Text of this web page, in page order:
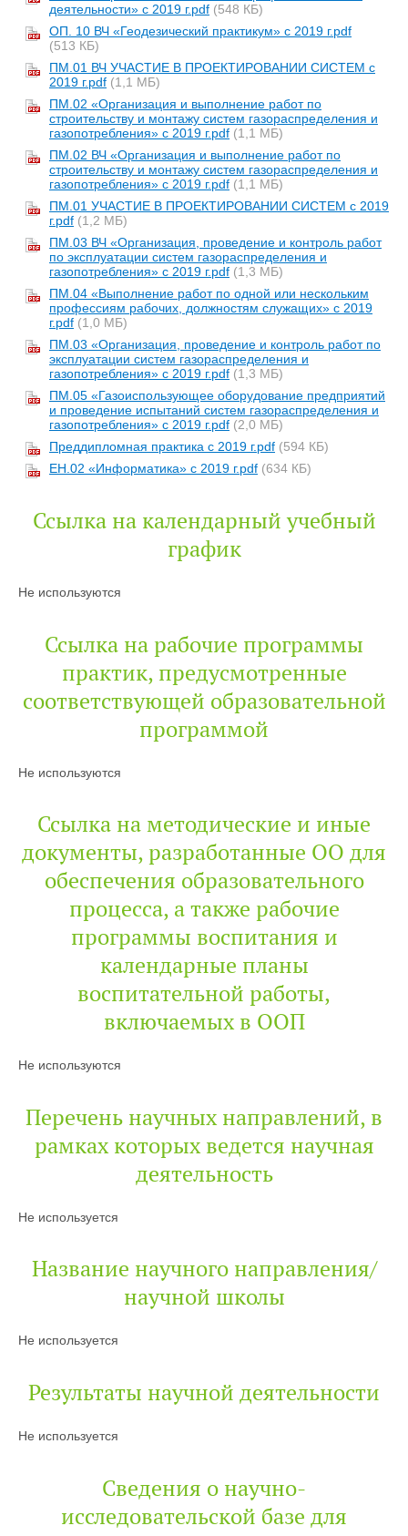
деятельности» с 2019 г.pdf (548 КБ)
ОП. 10 ВЧ «Геодезический практикум» с 2019 г.pdf
(513 КБ)
ПМ.01 ВЧ УЧАСТИЕ В ПРОЕКТИРОВАНИИ СИСТЕМ с
2019 г.pdf (1,1 МБ)
ПМ.02 «Организация и выполнение работ по
строительству и монтажу систем газораспределения и
газопотребления» с 2019 г.pdf (1,1 МБ)
ПМ.02 ВЧ «Организация и выполнение работ по
строительству и монтажу систем газораспределения и
газопотребления» с 2019 г.pdf (1,1 МБ)
ПМ.01 УЧАСТИЕ В ПРОЕКТИРОВАНИИ СИСТЕМ с 2019
г.pdf (1,2 МБ)
ПМ.03 ВЧ «Организация, проведение и контроль работ
по эксплуатации систем газораспределения и
газопотребления» с 2019 г.pdf (1,3 МБ)
ПМ.04 «Выполнение работ по одной или нескольким
профессиям рабочих, должностям служащих» с 2019
г.pdf (1,0 МБ)
ПМ.03 «Организация, проведение и контроль работ по
эксплуатации систем газораспределения и
газопотребления» с 2019 г.pdf (1,3 МБ)
ПМ.05 «Газоиспользующее оборудование предприятий
и проведение испытаний систем газораспределения и
газопотребления» с 2019 г.pdf (2,0 МБ)
Преддипломная практика с 2019 г.pdf (594 КБ)
ЕН.02 «Информатика» с 2019 г.pdf (634 КБ)
Ссылка на календарный учебный
график
Не используются
Ссылка на рабочие программы
практик, предусмотренные
соответствующей образовательной
программой
Не используются
Ссылка на методические и иные
документы, разработанные ОО для
обеспечения образовательного
процесса, а также рабочие
программы воспитания и
календарные планы
воспитательной работы,
включаемых в ООП
Не используются
Перечень научных направлений, в
рамках которых ведется научная
деятельность
Не используется
Название научного направления/
научной школы
Не используется
Результаты научной деятельности
Не используется
Сведения о научно-
исследовательской базе для